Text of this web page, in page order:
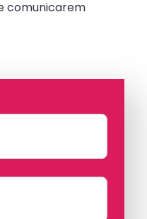
comunicarem